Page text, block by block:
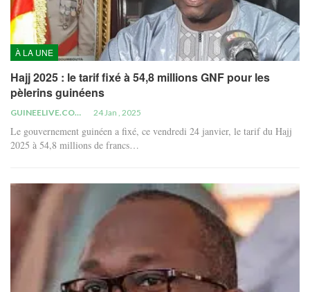
À LA UNE
Hajj 2025 : le tarif fixé à 54,8 millions GNF pour les
pèlerins guinéens
GUINEELIVE.COM 24 Jan , 2025
Le gouvernement guinéen a fixé, ce vendredi 24 janvier, le tarif du Hajj
2025 à 54,8 millions de francs…